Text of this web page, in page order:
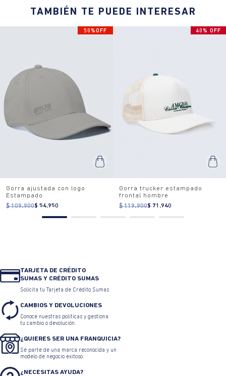
TAMBIÉN TE PUEDE INTERESAR
50%OFF
Gorra ajustada con logo
Estampado
$ 109.900$ 54.950
40% OFF
Gorra trucker estampado
frontal hombre
$ 119.900$ 71.940
TARJETA DE CRÉDITO
SUMAS Y CRÉDITO SUMAS
Solicita tu Tarjeta de Crédito Sumas
CAMBIOS Y DEVOLUCIONES
Conoce nuestras políticas y gestiona
tu cambio o devolución.
¿QUIERES SER UNA FRANQUICIA?
Sé parte de una marca reconocida y un
modelo de negocio exitoso.
¿NECESITAS AYUDA?